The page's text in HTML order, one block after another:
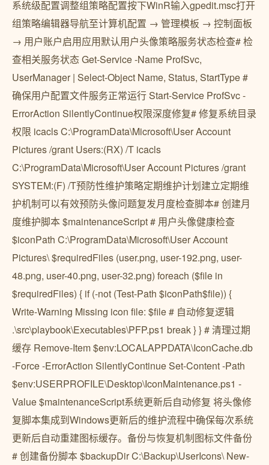
系统级配置调整组策略配置按下WinR输入gpedit.msc打开
组策略编辑器导航至计算机配置 → 管理模板 → 控制面板
→ 用户账户启用应用默认用户头像策略服务状态检查# 检
查相关服务状态 Get-Service -Name ProfSvc,
UserManager | Select-Object Name, Status, StartType #
确保用户配置文件服务正常运行 Start-Service ProfSvc -
ErrorAction SilentlyContinue权限深度修复# 修复系统目录
权限 icacls C:\ProgramData\Microsoft\User Account
Pictures /grant Users:(RX) /T icacls
C:\ProgramData\Microsoft\User Account Pictures /grant
SYSTEM:(F) /T预防性维护策略定期维护计划建立定期维
护机制可以有效预防头像问题复发月度检查脚本# 创建月
度维护脚本 $maintenanceScript # 用户头像健康检查
$iconPath C:\ProgramData\Microsoft\User Account
Pictures\ $requiredFiles (user.png, user-192.png, user-
48.png, user-40.png, user-32.png) foreach ($file in
$requiredFiles) { if (-not (Test-Path $iconPath$file)) {
Write-Warning Missing icon file: $file # 自动修复逻辑
.\src\playbook\Executables\PFP.ps1 break } } # 清理过期
缓存 Remove-Item $env:LOCALAPPDATA\IconCache.db
-Force -ErrorAction SilentlyContinue Set-Content -Path
$env:USERPROFILE\Desktop\IconMaintenance.ps1 -
Value $maintenanceScript系统更新后自动修复 将头像修
复脚本集成到Windows更新后的维护流程中确保每次系统
更新后自动重建图标缓存。备份与恢复机制图标文件备份
# 创建备份脚本 $backupDir C:\Backup\UserIcons\ New-